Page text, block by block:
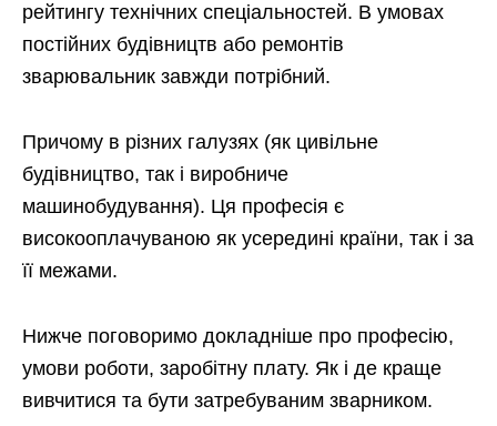
рейтингу технічних спеціальностей. В умовах
постійних будівництв або ремонтів
зварювальник завжди потрібний.
Причому в різних галузях (як цивільне
будівництво, так і виробниче
машинобудування). Ця професія є
високооплачуваною як усередині країни, так і за
її межами.
Нижче поговоримо докладніше про професію,
умови роботи, заробітну плату. Як і де краще
вивчитися та бути затребуваним зварником.